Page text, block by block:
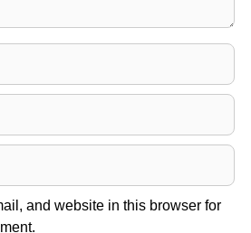
and website in this browser for